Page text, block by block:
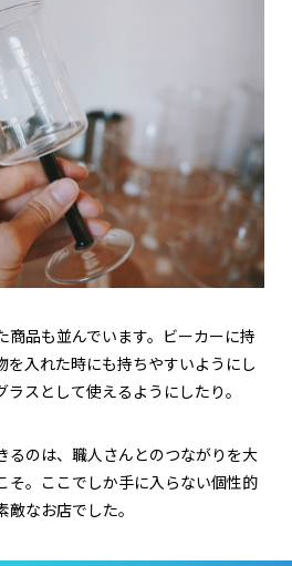
商品も並んでいます。ビーカーに持
を入れた時にも持ちやすいようにし
スとして使えるようにしたり。
るのは、職人さんとのつながりを大
そ。ここでしか手に入らない個性的
なお店でした。